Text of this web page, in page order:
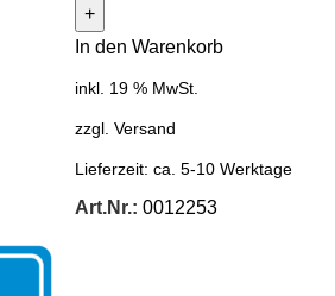
In den Warenkorb
inkl. 19 % MwSt.
zzgl. Versand
Lieferzeit: ca. 5-10 Werktage
Art.Nr.: 0012253